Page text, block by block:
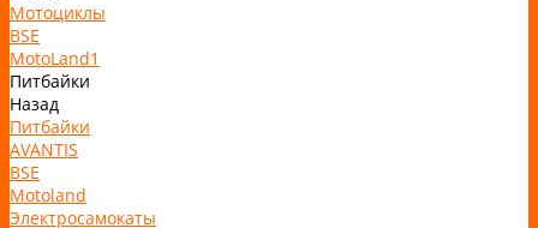
Мотоциклы
BSE
MotoLand1
Питбайки
Назад
Питбайки
AVANTIS
BSE
Motoland
Электросамокаты